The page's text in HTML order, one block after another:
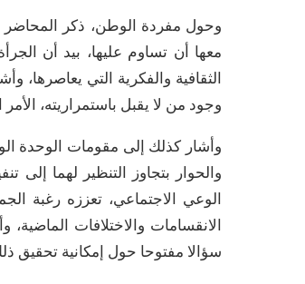
وحول مفردة الوطن، ذكر المحاضر
معها أن تساوم عليها، بيد أن
الثقافية والفكرية التي
وجود من لا يقبل باستمراريته،
وأشار كذلك إلى مقومات الوحدة
والحوار بتجاوز التنظير لهما
الوعي الاجتماعي، تعززه رغبة
الانقسامات والاختلافات
سؤالا مفتوحا حول إمكانية تحقيق